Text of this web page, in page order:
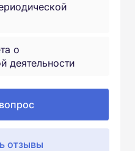
о
деятельности
отзывы